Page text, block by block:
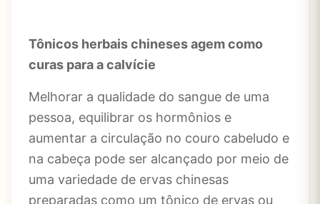
Tônicos herbais chineses agem como
curas para a calvície
Melhorar a qualidade do sangue de uma
pessoa, equilibrar os hormônios e
aumentar a circulação no couro cabeludo e
na cabeça pode ser alcançado por meio de
uma variedade de ervas chinesas
preparadas como um tônico de ervas ou